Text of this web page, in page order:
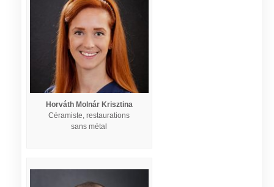
Horváth Molnár Krisztina
Céramiste, restaurations
sans métal